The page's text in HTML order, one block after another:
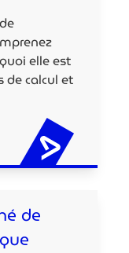
elle est
de calcul et
de